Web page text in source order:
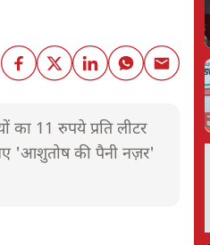
का 11 रुपये प्रति लीटर
'आशुतोष की पैनी नज़र'